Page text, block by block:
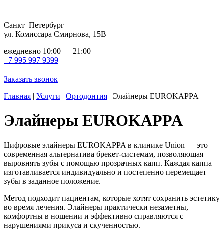
Санкт–Петербург
ул. Комиссара Смирнова, 15В
ежедневно 10:00 — 21:00
+7 995 997 9399
Заказать звонок
Главная | Услуги | Ортодонтия | Элайнеры EUROKAPPA
Элайнеры EUROKAPPA
Цифровые элайнеры EUROKAPPA в клинике Union — это
современная альтернатива брекет-системам, позволяющая
выровнять зубы с помощью прозрачных капп. Каждая каппа
изготавливается индивидуально и постепенно перемещает
зубы в заданное положение.
Метод подходит пациентам, которые хотят сохранить эстетику
во время лечения. Элайнеры практически незаметны,
комфортны в ношении и эффективно справляются с
нарушениями прикуса и скученностью.